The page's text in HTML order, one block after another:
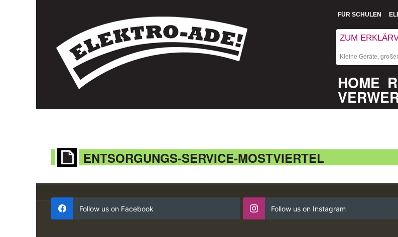
FÜR SCHULEN
ZUM
Kleine Geräte,
HOME
ENTSORGUNGS-SERVICE-MOSTVIERTEL
Follow us on Facebook Follow us on Instagram